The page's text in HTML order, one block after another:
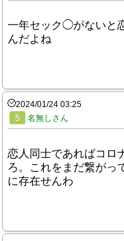
一年セック◯がないと
んだよね
2024/01/24 03:25
5
名無しさん
恋人同士であればコロ
ろ。これをまだ繋がっ
に存在せんわ